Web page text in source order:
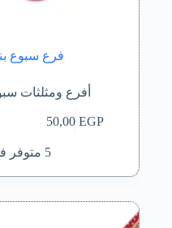
فرع سبوع
أفرع ومثلثات
50,00EGP
5 متوفر في المخزون